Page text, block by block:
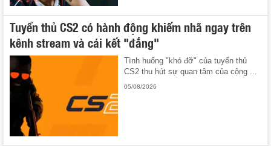
Tuyển thủ CS2 có hành động khiếm nhã ngay trên
kênh stream và cái kết "đắng"
Tình huống "khó đỡ" của tuyển thủ
CS2 thu hút sự quan tâm của cộng ...
05/08/2026